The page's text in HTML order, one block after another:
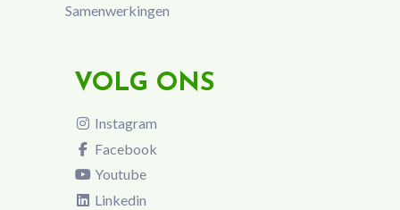
Samenwerkingen
VOLG ONS
Instagram
Facebook
Youtube
Linkedin